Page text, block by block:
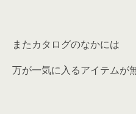
またカタログのなかには
万が一気に入るアイテムが